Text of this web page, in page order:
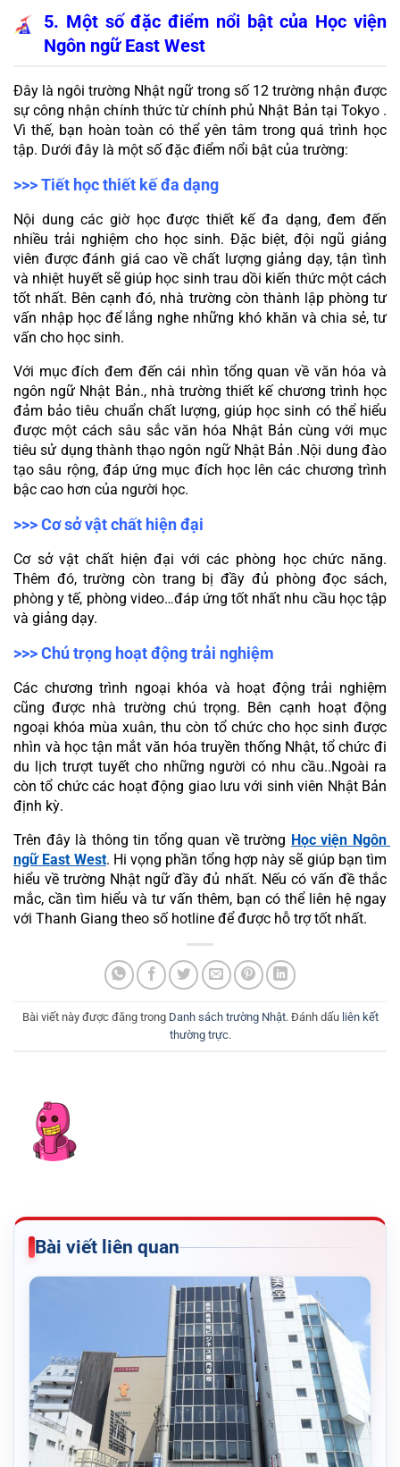
5. Một số đặc điểm nổi bật của Học viện
Ngôn ngữ East West
Đây là ngôi trường Nhật ngữ trong số 12 trường nhận được
sự công nhận chính thức từ chính phủ Nhật Bản tại Tokyo .
Vì thế, bạn hoàn toàn có thể yên tâm trong quá trình học
tập. Dưới đây là một số đặc điểm nổi bật của trường:
>>> Tiết học thiết kế đa dạng
Nội dung các giờ học được thiết kế đa dạng, đem đến
nhiều trải nghiệm cho học sinh. Đặc biệt, đội ngũ giảng
viên được đánh giá cao về chất lượng giảng dạy, tận tình
và nhiệt huyết sẽ giúp học sinh trau dồi kiến thức một cách
tốt nhất. Bên cạnh đó, nhà trường còn thành lập phòng tư
vấn nhập học để lắng nghe những khó khăn và chia sẻ, tư
vấn cho học sinh.
Với mục đích đem đến cái nhìn tổng quan về văn hóa và
ngôn ngữ Nhật Bản., nhà trường thiết kế chương trình học
đảm bảo tiêu chuẩn chất lượng, giúp học sinh có thể hiểu
được một cách sâu sắc văn hóa Nhật Bản cùng với mục
tiêu sử dụng thành thạo ngôn ngữ Nhật Bản .Nội dung đào
tạo sâu rộng, đáp ứng mục đích học lên các chương trình
bậc cao hơn của người học.
>>> Cơ sở vật chất hiện đại
Cơ sở vật chất hiện đại với các phòng học chức năng.
Thêm đó, trường còn trang bị đầy đủ phòng đọc sách,
phòng y tế, phòng video…đáp ứng tốt nhất nhu cầu học tập
và giảng dạy.
>>> Chú trọng hoạt động trải nghiệm
Các chương trình ngoại khóa và hoạt động trải nghiệm
cũng được nhà trường chú trọng. Bên cạnh hoạt động
ngoại khóa mùa xuân, thu còn tổ chức cho học sinh được
nhìn và học tận mắt văn hóa truyền thống Nhật, tổ chức đi
du lịch trượt tuyết cho những người có nhu cầu..Ngoài ra
còn tổ chức các hoạt động giao lưu với sinh viên Nhật Bản
định kỳ.
Trên đây là thông tin tổng quan về trường Học viện Ngôn
ngữ East West. Hi vọng phần tổng hợp này sẽ giúp bạn tìm
hiểu về trường Nhật ngữ đầy đủ nhất. Nếu có vấn đề thắc
mắc, cần tìm hiểu và tư vấn thêm, bạn có thể liên hệ ngay
với Thanh Giang theo số hotline để được hỗ trợ tốt nhất.
Bài viết này được đăng trong Danh sách trường Nhật. Đánh dấu liên kết
thường trực.
Bài viết liên quan